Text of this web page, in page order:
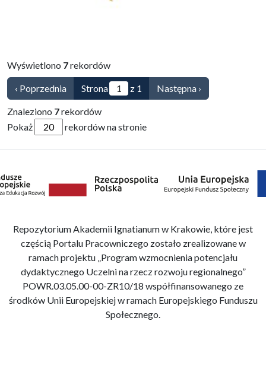
Wyświetlono 7rekordów
‹ Poprzednia Strona z 1 Następna ›
Znaleziono 7rekordów
Pokaż
rekordów na stronie
Repozytorium Akademii Ignatianum w Krakowie, które jest
częścią Portalu Pracowniczego zostało zrealizowane w
ramach projektu „Program wzmocnienia potencjału
dydaktycznego Uczelni na rzecz rozwoju regionalnego”
POWR.03.05.00-00-ZR10/18 współfinansowanego ze
środków Unii Europejskiej w ramach Europejskiego Funduszu
Społecznego.